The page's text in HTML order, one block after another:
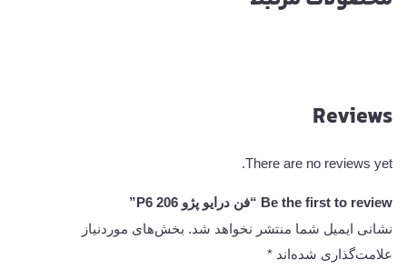
Reviews
There are no reviews yet.
Be the first to review “فن درایو پژو 206 P6”
نشانی ایمیل شما منتشر نخواهد شد. بخش‌های موردنیاز
علامت‌گذاری شده‌اند *